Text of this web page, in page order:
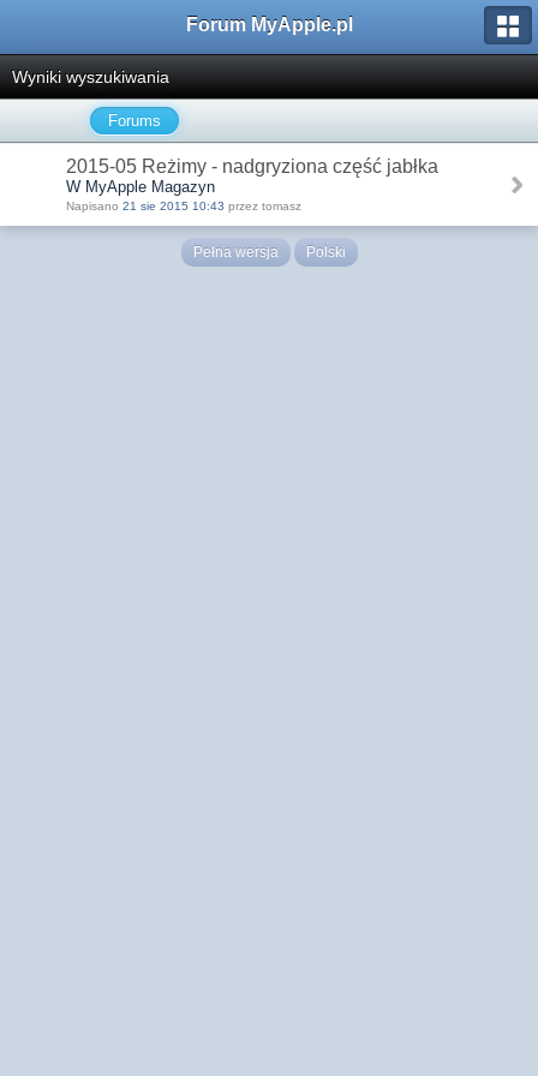
Forum MyApple.pl
Wyniki wyszukiwania
Forums
2015-05 Reżimy - nadgryziona część jabłka
W MyApple Magazyn
Napisano 21 sie 2015 10:43 przez tomasz
Pełna wersja Polski